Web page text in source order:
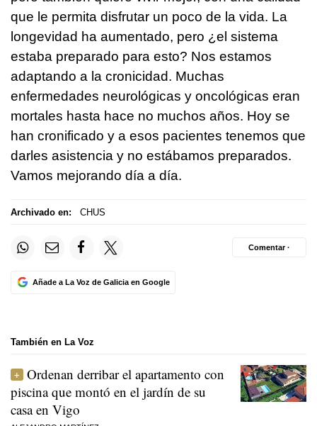
que le permita disfrutar un poco de la vida. La
longevidad ha aumentado, pero ¿el sistema
estaba preparado para esto? Nos estamos
adaptando a la cronicidad. Muchas
enfermedades neurológicas y oncológicas eran
mortales hasta hace no muchos años. Hoy se
han cronificado y a esos pacientes tenemos que
darles asistencia y no estábamos preparados.
Vamos mejorando día a día.
Archivado en: CHUS
Añade a La Voz de Galicia en Google
Comentar ·
También en La Voz
Ordenan derribar el apartamento con
piscina que montó en el jardín de su
casa en Vigo